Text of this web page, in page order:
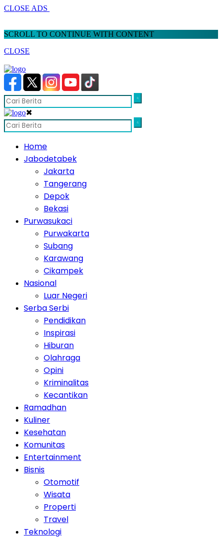
CLOSE ADS
SCROLL TO CONTINUE WITH CONTENT
CLOSE
✖
Home
Jabodetabek
Jakarta
Tangerang
Depok
Bekasi
Purwasukaci
Purwakarta
Subang
Karawang
Cikampek
Nasional
Luar Negeri
Serba Serbi
Pendidikan
Inspirasi
Hiburan
Olahraga
Opini
Kriminalitas
Kecantikan
Ramadhan
Kuliner
Kesehatan
Komunitas
Entertainment
Bisnis
Otomotif
Wisata
Properti
Travel
Teknologi